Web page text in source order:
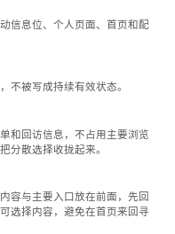
信息位、个人页面、首页和配
不被写成持续有效状态。
和回访信息，不占用主要浏览
分散选择收拢起来。
容与主要入口放在前面，先回
选择内容，避免在首页来回寻